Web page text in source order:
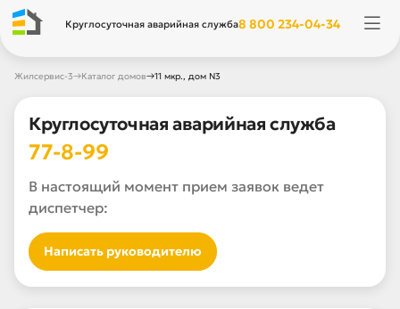
Круглосуточная аварийная служба8 800 234-04-34
Жилсервис-3→Каталог домов→11 мкр., дом N3
Круглосуточная аварийная служба
77-8-99
В настоящий момент прием заявок ведет
диспетчер:
Написать руководителю